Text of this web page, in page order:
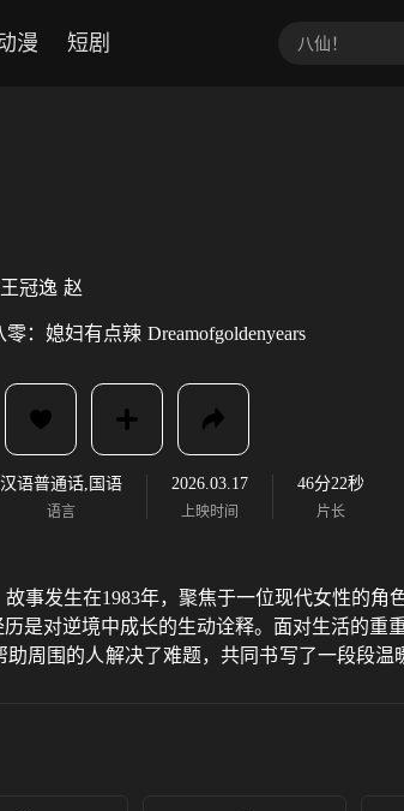
漫 短剧
王冠逸 赵
零：媳妇有点辣 Dreamofgoldenyears
汉语普通话,国语
语言
2026.03.17
上映时间
46分22秒
片长
事发生在1983年，聚焦于一位现代女性的
是对逆境中成长的生动诠释。面对生活的
周围的人解决了难题，共同书写了一段段